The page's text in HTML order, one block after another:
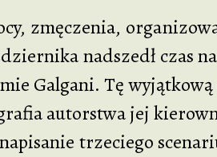
zmęczenia,
nadszedł czas
Galgani. Tę
autorstwa jej
trzeciego